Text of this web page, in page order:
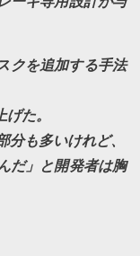
クを追加する手法
た。
も多いけれど、
だ」と開発者は胸